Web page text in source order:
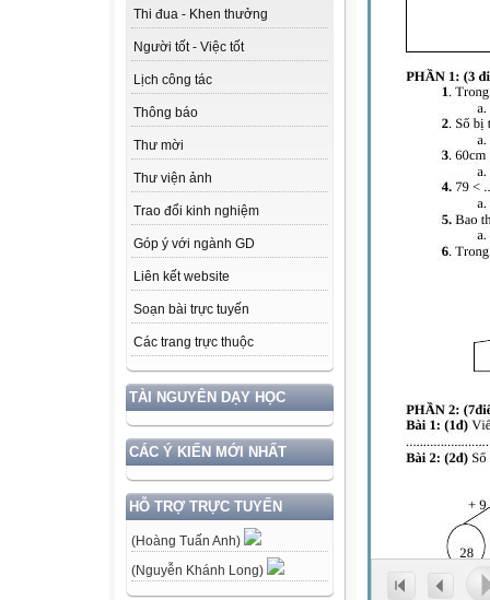
Thi đua - Khen thưởng
Người tốt - Việc tốt
Lịch công tác
Thông báo
Thư mời
Thư viện ảnh
Trao đổi kinh nghiệm
Góp ý với ngành GD
Liên kết website
Soạn bài trực tuyến
Các trang trực thuộc
TÀI NGUYÊN DẠY HỌC
CÁC Ý KIẾN MỚI NHẤT
HỖ TRỢ TRỰC TUYẾN
(Hoàng Tuấn Anh)
(Nguyễn Khánh Long)